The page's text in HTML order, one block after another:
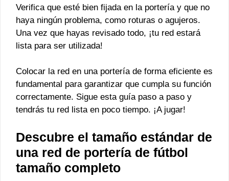
Verifica que esté bien fijada en la portería y que no
haya ningún problema, como roturas o agujeros.
Una vez que hayas revisado todo, ¡tu red estará
lista para ser utilizada!
Colocar la red en una portería de forma eficiente es
fundamental para garantizar que cumpla su función
correctamente. Sigue esta guía paso a paso y
tendrás tu red lista en poco tiempo. ¡A jugar!
Descubre el tamaño estándar de
una red de portería de fútbol
tamaño completo